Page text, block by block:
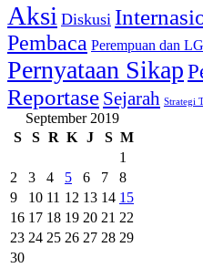
Aksi Diskusi
Pembaca Perempuan dan
Pernyataan Sikap
Reportase Sejarah Strategi
September 2019
S
S R K J S M
1
2
3 4 5 6 7
8
9
10 11 12 13 14 15
16 17 18 19 20 21 22
23 24 25 26 27 28 29
30